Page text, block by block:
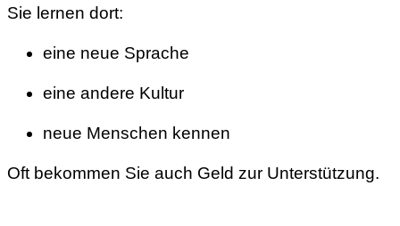
Sie lernen dort:
eine neue Sprache
eine andere Kultur
neue Menschen kennen
Oft bekommen Sie auch Geld zur Unterstützung.